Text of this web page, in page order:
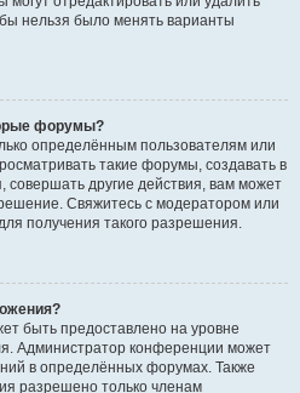
нельзя было менять варианты
форумы?
определённым пользователям или
такие форумы, создавать в
другие действия, вам может
Свяжитесь с модератором или
получения такого разрешения.
быть предоставлено на уровне
Администратор конференции может
в определённых форумах. Также
разрешено только членам